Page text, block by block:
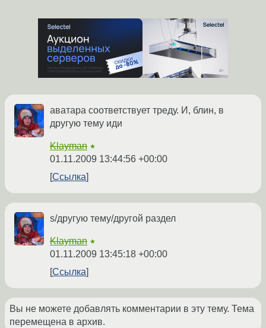
аватара соответствует треду. И, блин, в
другую тему иди
Klayman ★
01.11.2009 13:44:56 +00:00
Ссылка
s/другую тему/другой раздел
Klayman ★
01.11.2009 13:45:18 +00:00
Ссылка
Вы не можете добавлять комментарии в эту тему. Тема
перемещена в архив.